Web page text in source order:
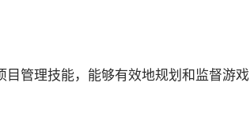
管理技能，能够有效地规划和监督游戏